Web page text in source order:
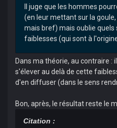
Il juge que les hommes
(en leur mettant sur la
mais bref) mais oublie quels
faiblesses (qui sont à
Dans ma théorie, au contraire :
s'élever au delà de cette
d'en diffuser (dans le sens
Bon, après, le résultat reste le
Citation :